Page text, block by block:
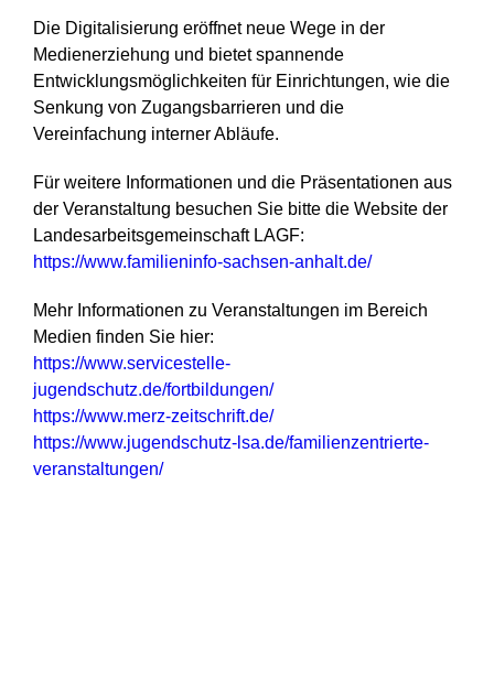
Die Digitalisierung eröffnet neue Wege in der
Medienerziehung und bietet spannende
Entwicklungsmöglichkeiten für Einrichtungen, wie die
Senkung von Zugangsbarrieren und die
Vereinfachung interner Abläufe.
Für weitere Informationen und die Präsentationen aus
der Veranstaltung besuchen Sie bitte die Website der
Landesarbeitsgemeinschaft LAGF:
https://www.familieninfo-sachsen-anhalt.de/
Mehr Informationen zu Veranstaltungen im Bereich
Medien finden Sie hier:
https://www.servicestelle-
jugendschutz.de/fortbildungen/
https://www.merz-zeitschrift.de/
https://www.jugendschutz-lsa.de/familienzentrierte-
veranstaltungen/